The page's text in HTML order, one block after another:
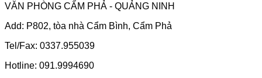
VĂN PHÒNG CẨM PHẢ - QUẢNG NINH
Add: P802, tòa nhà Cẩm Bình, Cẩm Phả
Tel/Fax: 0337.955039
Hotline: 091.9994690